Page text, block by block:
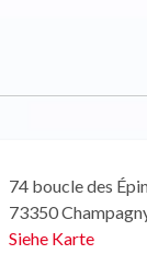
74 boucle des
73350
Siehe Karte